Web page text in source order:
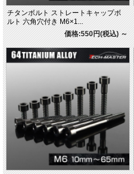
チタンボルト ストレートキャップボ
ルト 六角穴付き M6×1...
価格:550円(税込)～